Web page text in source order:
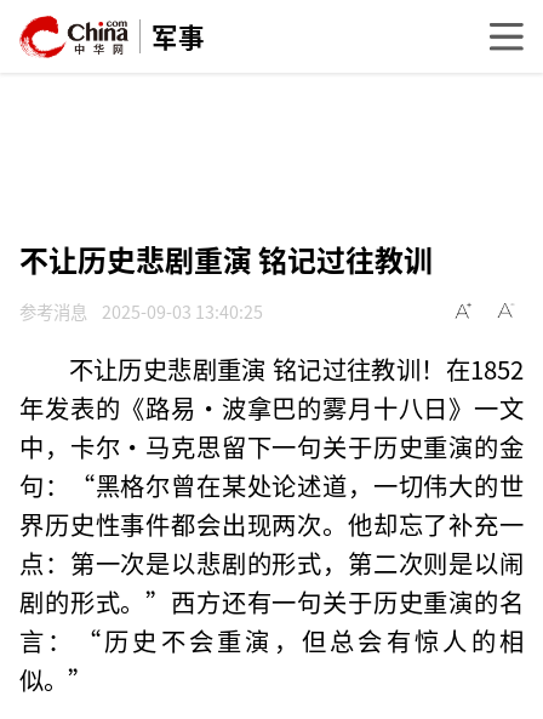
军事
不让历史悲剧重演 铭记过往教训
参考消息 2025-09-03 13:40:25
不让历史悲剧重演 铭记过往教训！在1852
年发表的《路易·波拿巴的雾月十八日》一文
中，卡尔·马克思留下一句关于历史重演的金
句：“黑格尔曾在某处论述道，一切伟大的世
界历史性事件都会出现两次。他却忘了补充一
点：第一次是以悲剧的形式，第二次则是以闹
剧的形式。”西方还有一句关于历史重演的名
言：“历史不会重演，但总会有惊人的相
似。”